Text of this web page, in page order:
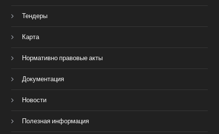
Тендеры
Карта
Нормативно правовые акты
Документация
Новости
Полезная информация